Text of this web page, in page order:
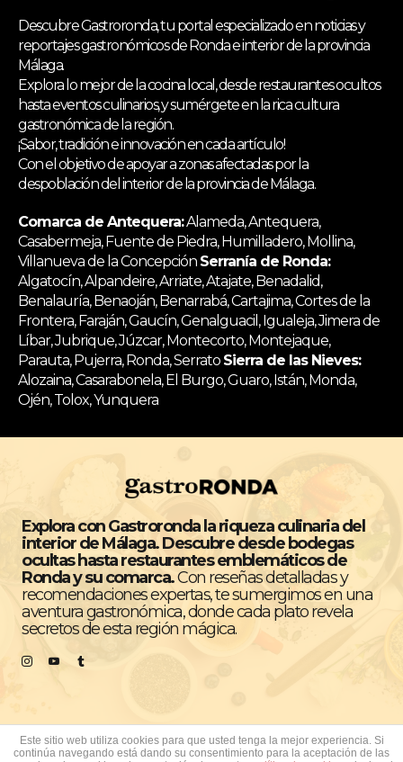
Descubre Gastroronda, tu portal especializado en noticias y
reportajes gastronómicos de Ronda e interior de la provincia
Málaga.
Explora lo mejor de la cocina local, desde restaurantes ocultos
hasta eventos culinarios, y sumérgete en la rica cultura
gastronómica de la región.
¡Sabor, tradición e innovación en cada artículo!
Con el objetivo de apoyar a zonas afectadas por la
despoblación del interior de la provincia de Málaga.
Comarca de Antequera:Alameda, Antequera,
Casabermeja, Fuente de Piedra, Humilladero, Mollina,
Villanueva de la Concepción Serranía de Ronda:
Algatocín, Alpandeire, Arriate, Atajate, Benadalid,
Benalauría, Benaoján, Benarrabá, Cartajima, Cortes de la
Frontera, Faraján, Gaucín, Genalguacil, Igualeja, Jimera de
Líbar, Jubrique, Júzcar, Montecorto, Montejaque,
Parauta, Pujerra, Ronda, Serrato Sierra de las Nieves:
Alozaina, Casarabonela, El Burgo, Guaro, Istán, Monda,
Ojén, Tolox, Yunquera
Explora con Gastroronda la riqueza culinaria del
interior de Málaga. Descubre desde bodegas
ocultas hasta restaurantes emblemáticos de
Ronda y su comarca.Con reseñas detalladas y
recomendaciones expertas, te sumergimos en una
aventura gastronómica, donde cada plato revela
secretos de esta región mágica.
Todos los derechos reservados © GastroRonda
Este sitio web utiliza cookies para que usted tenga la mejor experiencia. Si
continúa navegando está dando su consentimiento para la aceptación de las